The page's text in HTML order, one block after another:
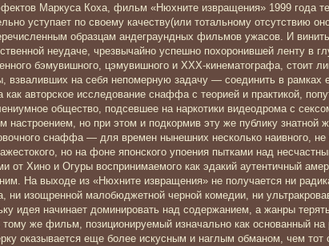
Маркуса Коха, фильм «Нюхните извращения» 1999 года
уступает по своему качеству(или тотальному отсутствию
образцам андеграундных фильмов ужасов. И
неудаче, чрезвычайно успешно похоронившей ленту в
бэмувишного, цэмувишного и ХХХ-кинематографа, стоит
взваливших на себя непомерную задачу — соединить в рамках
авторское исследование снаффа с теорией и практикой,
общество, подсевшее на наркотики видеодрома с
настроением, но при этом и подкормив эту же публику знатной
снаффа — для времен нынешних несколько наивного, не
но на фоне японского упоения пытками над
от Хино и Огуры воспринимаемого как эдакий аутентичный
На выходе из «Нюхните извращения» не получается ни
ни изощренной малобюджетной черной комедии, ни
идея начинает доминировать над содержанием, а жанры
тому же фильм, позиционируемый изначально как основанный на
оказывается еще более искусным и наглым обманом, чем